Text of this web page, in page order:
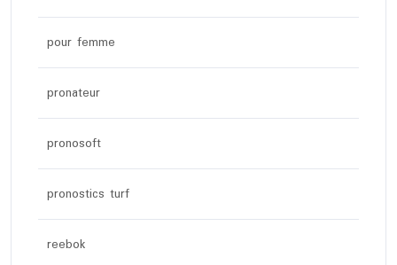
pour femme
pronateur
pronosoft
pronostics turf
reebok